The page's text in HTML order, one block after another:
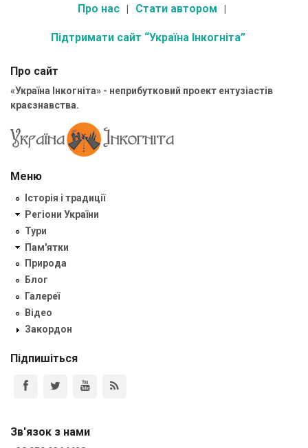
Про нас Стати автором
Підтримати сайт “Україна Інкогніта”
Про сайт
«Україна Інкогніта» - неприбутковий проект ентузіастів
краєзнавства.
Меню
Історія і традиції
Регіони України
Тури
Пам'ятки
Природа
Блог
Галереї
Відео
Закордон
Підпишіться
Зв'язок з нами